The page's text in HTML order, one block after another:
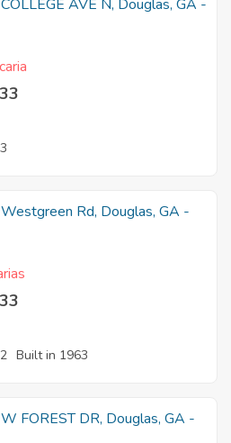
Built in 1963